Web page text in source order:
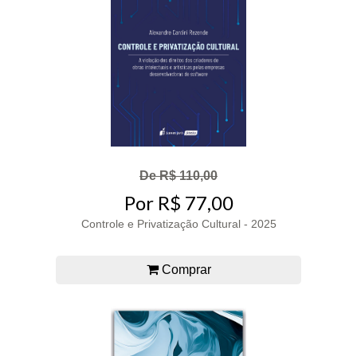
De R$ 110,00
Por R$ 77,00
Controle e Privatização Cultural - 2025
Comprar